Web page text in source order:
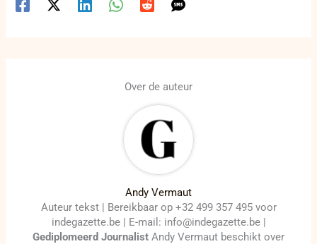
Over de auteur
Andy Vermaut
Auteur tekst | Bereikbaar op +32 499 357 495 voor
indegazette.be | E-mail: info@indegazette.be |
Gediplomeerd Journalist Andy Vermaut beschikt over